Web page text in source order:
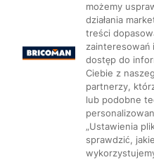
Mapa Strony: Kategorie
Ustawienia
możemy
działania
treści
zainteresowań
dostęp do
Ciebie z
partnerzy,
lub podobne
„Ustawienia
sprawdzić,